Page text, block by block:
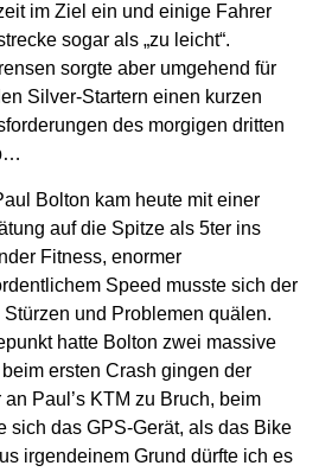
im Ziel ein und einige Fahrer
sogar als „zu leicht“.
sorgte aber umgehend für
Silver-Startern einen kurzen
des morgigen dritten
Bolton kam heute mit einer
auf die Spitze als 5ter ins
Fitness, enormer
Speed musste sich der
und Problemen quälen.
hatte Bolton zwei massive
ersten Crash gingen der
Paul’s KTM zu Bruch, beim
sich das GPS-Gerät, als das Bike
irgendeinem Grund dürfte ich es